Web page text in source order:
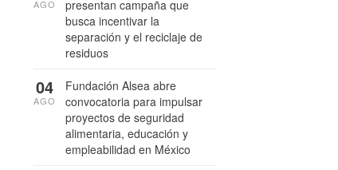
presentan campaña que
busca incentivar la
separación y el reciclaje de
residuos
AGO
Fundación Alsea abre
convocatoria para impulsar
proyectos de seguridad
alimentaria, educación y
empleabilidad en México
04
AGO